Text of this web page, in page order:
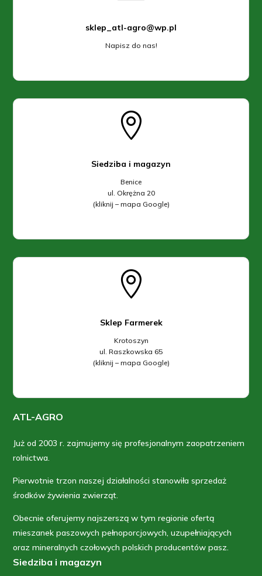
sklep_atl-agro@wp.pl
Napisz do nas!

Siedziba i magazyn
Benice
ul. Okrężna 20
(kliknij – mapa Google)

Sklep Farmerek
Krotoszyn
ul. Raszkowska 65
(kliknij – mapa Google)
ATL-AGRO
Już od 2003 r. zajmujemy się profesjonalnym zaopatrzeniem
rolnictwa.
Pierwotnie trzon naszej działalności stanowiła sprzedaż
środków żywienia zwierząt.
Obecnie oferujemy najszerszą w tym regionie ofertą
mieszanek paszowych pełnoporcjowych, uzupełniających
oraz mineralnych czołowych polskich producentów pasz.
Siedziba i magazyn